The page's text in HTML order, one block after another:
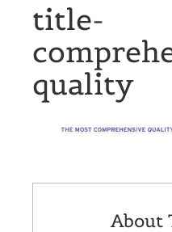
title-
quality
About